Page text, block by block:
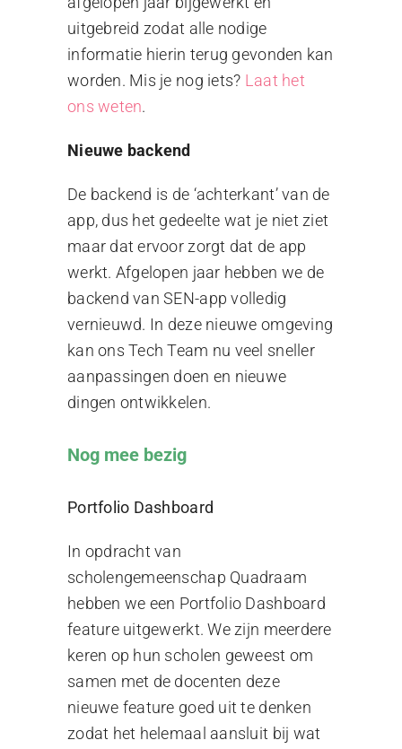
uitgebreid zodat alle nodige
informatie hierin terug gevonden kan
worden. Mis je nog iets? Laat het
ons weten.
Nieuwe backend
De backend is de ‘achterkant’ van de
app, dus het gedeelte wat je niet ziet
maar dat ervoor zorgt dat de app
werkt. Afgelopen jaar hebben we de
backend van SEN-app volledig
vernieuwd. In deze nieuwe omgeving
kan ons Tech Team nu veel sneller
aanpassingen doen en nieuwe
dingen ontwikkelen.
Nog mee bezig
Portfolio Dashboard
In opdracht van
scholengemeenschap Quadraam
hebben we een Portfolio Dashboard
feature uitgewerkt. We zijn meerdere
keren op hun scholen geweest om
samen met de docenten deze
nieuwe feature goed uit te denken
zodat het helemaal aansluit bij wat